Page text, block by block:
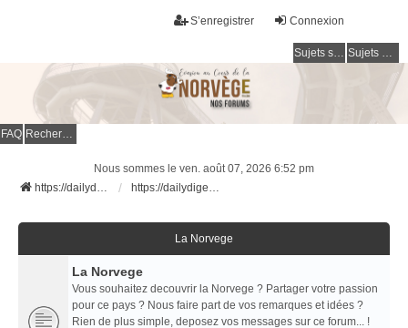
Connexion
S’enregistrer
Sujets sans réponse Sujets actifs
FAQ Rechercher
Nous sommes le ven. août 07, 2026 6:52 pm
https://dailydigesthub.com
https://dailydigesthub.com
La Norvege
La Norvege
Vous souhaitez decouvrir la Norvege ? Partager votre passion
pour ce pays ? Nous faire part de vos remarques et idées ?
Rien de plus simple, deposez vos messages sur ce forum... !